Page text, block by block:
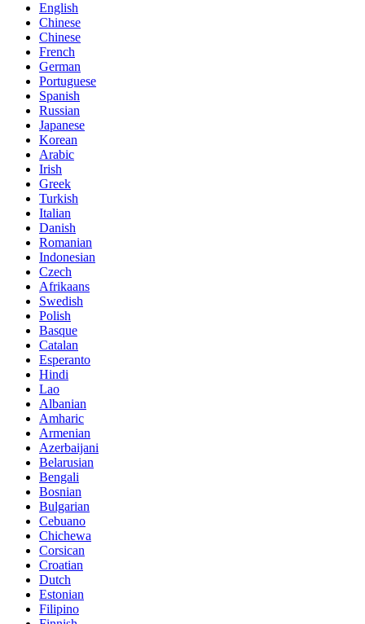
English
Chinese
Chinese
French
German
Portuguese
Spanish
Russian
Japanese
Korean
Arabic
Irish
Greek
Turkish
Italian
Danish
Romanian
Indonesian
Czech
Afrikaans
Swedish
Polish
Basque
Catalan
Esperanto
Hindi
Lao
Albanian
Amharic
Armenian
Azerbaijani
Belarusian
Bengali
Bosnian
Bulgarian
Cebuano
Chichewa
Corsican
Croatian
Dutch
Estonian
Filipino